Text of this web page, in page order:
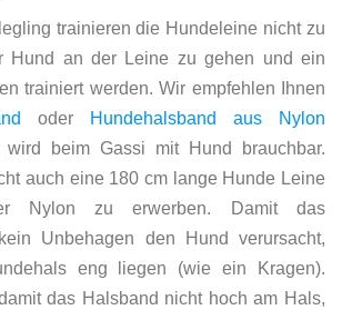
trainieren die Hundeleine nicht zu
Hund an der Leine zu gehen und ein
trainiert werden. Wir empfehlen Ihnen
oder
Hundehalsband aus Nylon
wird beim Gassi mit Hund brauchbar.
auch eine 180 cm lange Hunde Leine
Nylon zu erwerben. Damit das
Unbehagen den Hund verursacht,
eng liegen (wie ein Kragen).
das Halsband nicht hoch am Hals,